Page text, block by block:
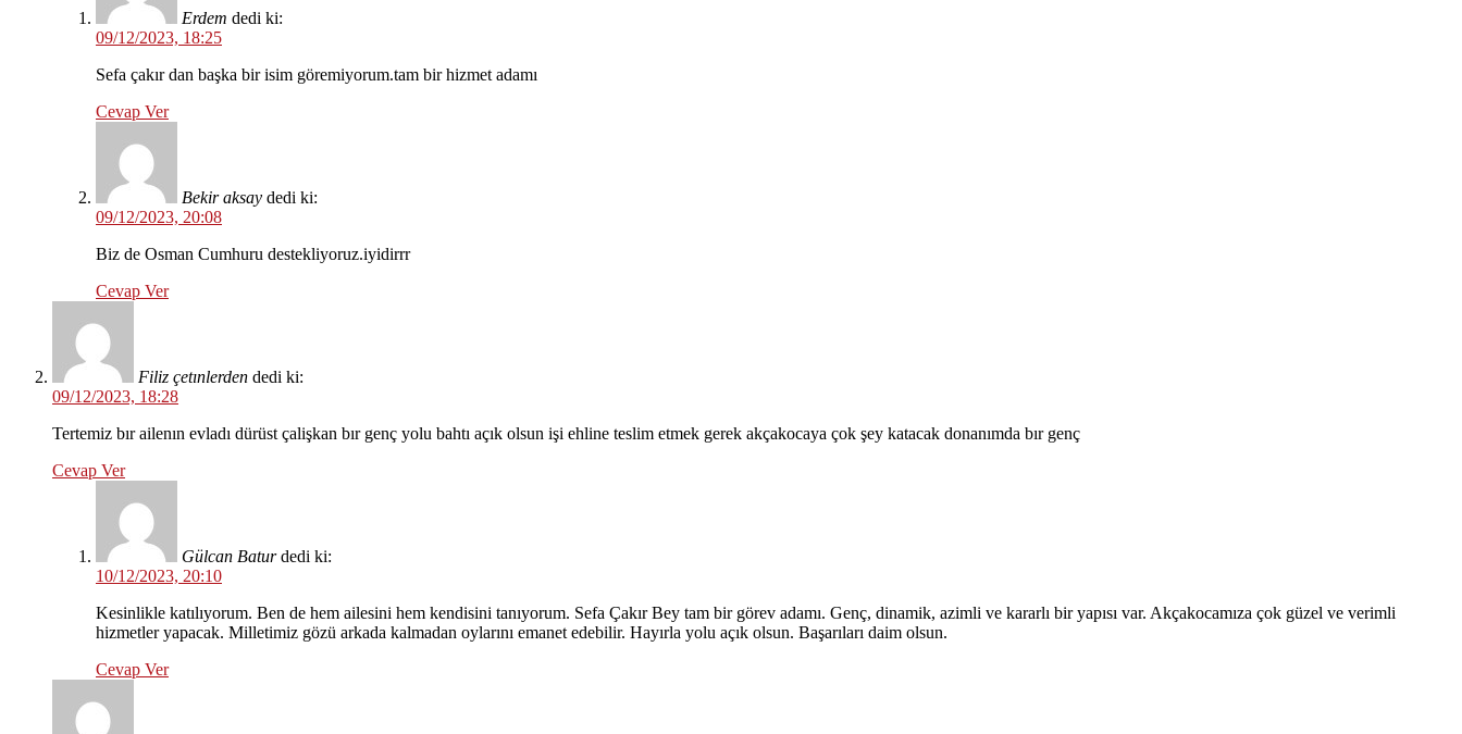
Erdem dedi ki:
09/12/2023, 18:25
Sefa çakır dan başka bir isim göremiyorum.tam bir hizmet adamı
Cevap Ver
Bekir aksay dedi ki:
09/12/2023, 20:08
Biz de Osman Cumhuru destekliyoruz.iyidirrr
Cevap Ver
Filiz çetınlerden dedi ki:
09/12/2023, 18:28
Tertemiz bır ailenın evladı dürüst çalişkan bır genç yolu bahtı açık olsun işi ehline teslim etmek gerek akçakocaya çok şey katacak donanımda bır genç
Cevap Ver
Gülcan Batur dedi ki:
10/12/2023, 20:10
Kesinlikle katılıyorum. Ben de hem ailesini hem kendisini tanıyorum. Sefa Çakır Bey tam bir görev adamı. Genç, dinamik, azimli ve kararlı bir yapısı var. Akçakocamıza çok güzel ve verimli
hizmetler yapacak. Milletimiz gözü arkada kalmadan oylarını emanet edebilir. Hayırla yolu açık olsun. Başarıları daim olsun.
Cevap Ver